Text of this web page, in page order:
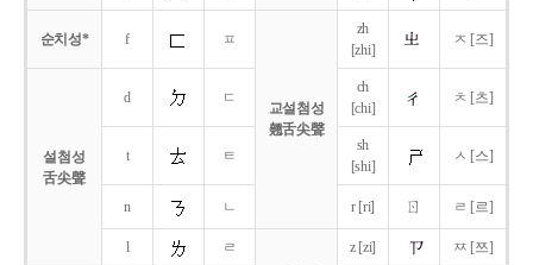
순치성* f ㅍ
교설첨성
翹舌尖聲
zh
[zhi]
ㅈ [즈]
설첨성
舌尖聲
d ㄷ
ch
[chi]
ㅊ [츠]
t ㅌ
sh
[shi]
ㅅ [스]
n ㄴ r [ri] ㄖ ㄹ [르]
l
ㄹ
z [zi] ㅉ [쯔]